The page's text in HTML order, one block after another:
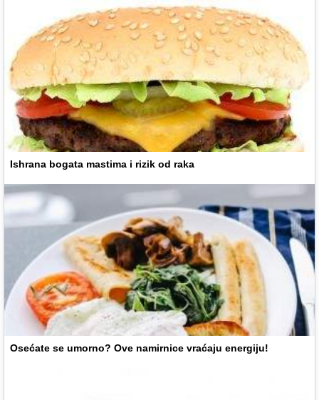
Ishrana bogata mastima i rizik od raka
Osećate se umorno? Ove namirnice vraćaju energiju!